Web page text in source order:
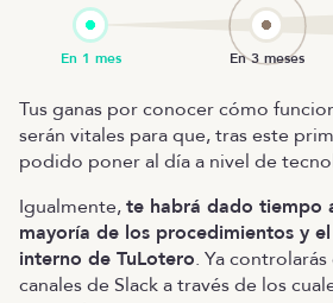
Tus ganas por conocer cómo
serán vitales para que, tras este
podido poner al día a nivel de
Igualmente,te habrá dado tiempo
mayoría de los procedimientos y
interno de TuLotero. Ya
canales de Slack a través de los